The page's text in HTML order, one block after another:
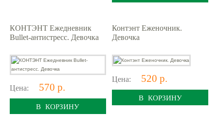
КОНТЭНТ Ежедневник
Bullet-антистресс. Девочка
Цена: 570 р.
В КОРЗИНУ
Контэнт Еженочник.
Девочка
Цена: 520 р.
В КОРЗИНУ